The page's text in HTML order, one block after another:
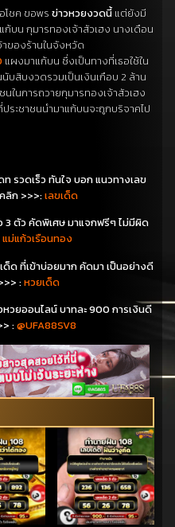
โชค ขอพร ข่าวหวยงวดนี้ แต่ยังมี
บน กุมารทองเจ้าสัวเฮง นางเดือน
าของร้านในจังหวัด
แผงมาแก้บน ซึ่งเป็นทางที่เธอใช้ใน
บสิบงวดรวมเป็นเงินเกือบ 2 ล้าน
ในการถวายกุมารทองเจ้าสัวเฮง
ระชาชนนำมาแก้บนจะถูกบริจาคไป
รวดเร็ว ทันใจ บอก แนวทางเลข
ลิก >>>:เลขเด็ด
3 ตัว คัดพิเศษ มาแจกฟรีๆ ไม่มีผิด
แม่แก้วเรือนทอง
ด็ด ที่เข้าบ่อยมาก คัดมา เป็นอย่างดี
:หวยเด็ด
วยออนไลน์ บาทละ 900 การเงินดี
:@UFA88SV8